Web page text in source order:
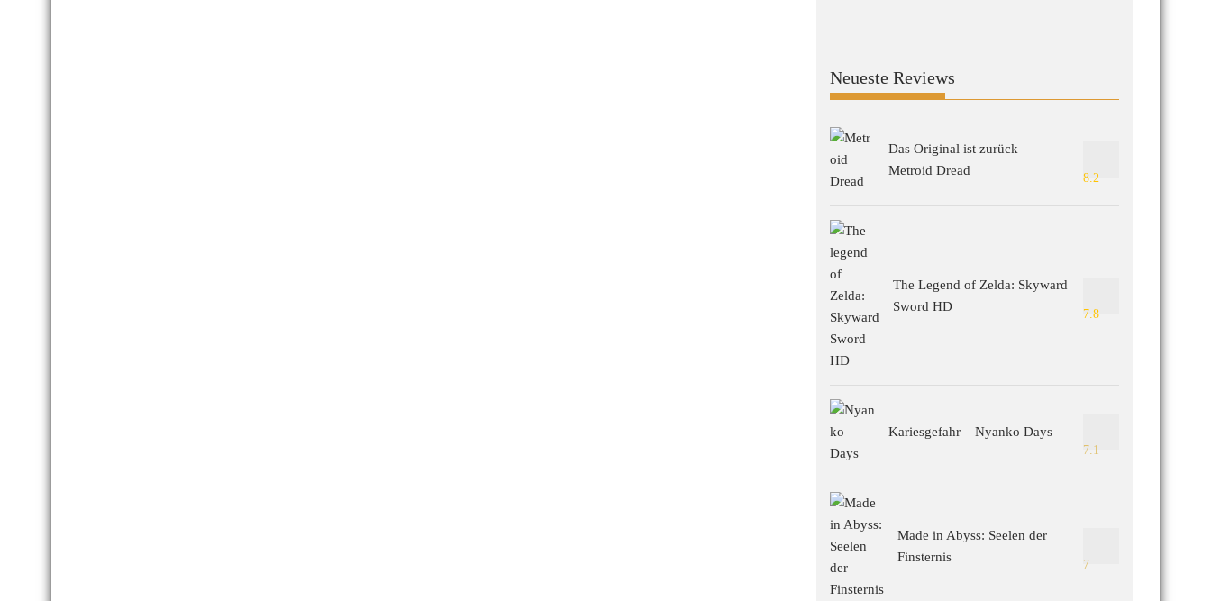
Neueste Reviews
Das Original ist zurück –
Metroid Dread
8.2
The Legend of Zelda: Skyward
Sword HD
7.8
Kariesgefahr – Nyanko Days
7.1
Made in Abyss: Seelen der
Finsternis
7